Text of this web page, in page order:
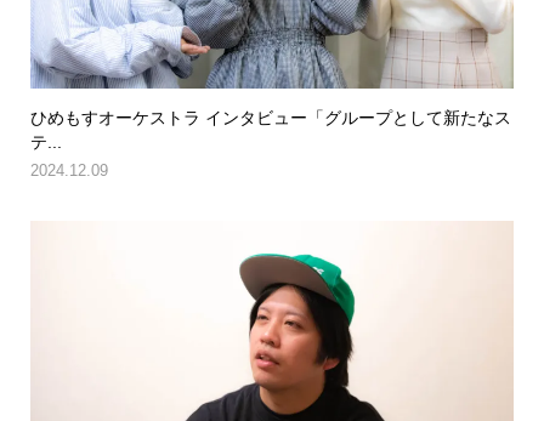
ひめもすオーケストラ インタビュー「グループとして新たなス
テ...
2024.12.09